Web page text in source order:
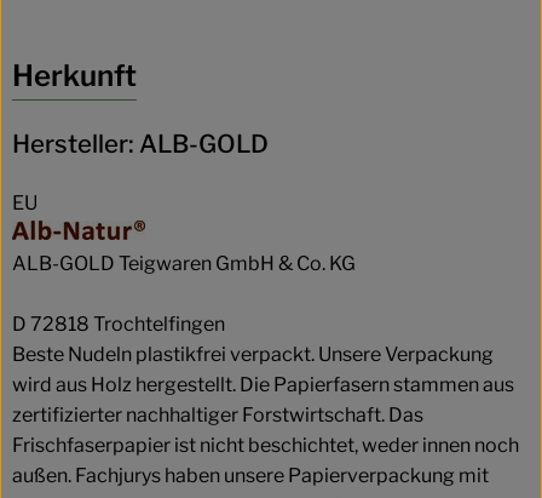
Herkunft
Hersteller: ALB-GOLD
EU
ALB-GOLD Teigwaren GmbH & Co. KG
D 72818 Trochtelfingen
Beste Nudeln plastikfrei verpackt. Unsere Verpackung
wird aus Holz hergestellt. Die Papierfasern stammen aus
zertifizierter nachhaltiger Forstwirtschaft. Das
Frischfaserpapier ist nicht beschichtet, weder innen noch
außen. Fachjurys haben unsere Papierverpackung mit